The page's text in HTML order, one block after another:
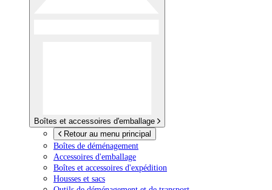
Boîtes et accessoires d'emballage
Retour au menu principal
Boîtes de déménagement
Accessoires d'emballage
Boîtes et accessoires d'expédition
Housses et sacs